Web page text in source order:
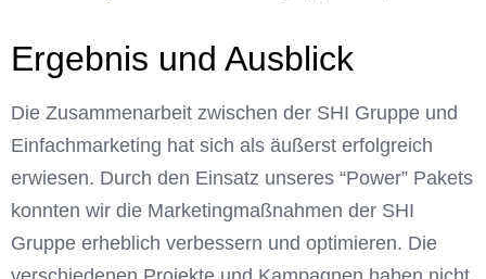
Ergebnis und Ausblick
Die Zusammenarbeit zwischen der SHI Gruppe und
Einfachmarketing hat sich als äußerst erfolgreich
erwiesen. Durch den Einsatz unseres “Power” Pakets
konnten wir die Marketingmaßnahmen der SHI
Gruppe erheblich verbessern und optimieren. Die